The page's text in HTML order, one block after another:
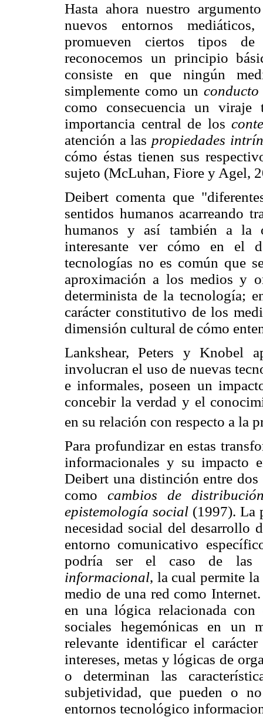
Hasta ahora nuestro
nuevos entornos
promueven ciertos tipos
reconocemos un principio
consiste en que ningún
simplemente como un
como consecuencia un viraje
importancia central de los
atención a las propiedades
cómo éstas tienen sus
sujeto (McLuhan, Fiore y Agel,
Deibert comenta que
sentidos humanos acarreando
humanos y así también a la
interesante ver cómo en el
tecnologías no es común que
aproximación a los medios y
determinista de la tecnología;
carácter constitutivo de los
dimensión cultural de cómo
Lankshear, Peters y Knobel
involucran el uso de nuevas
e informales, poseen un
concebir la verdad y el
en su relación con respecto a la
Para profundizar en estas
informacionales y su impacto
Deibert una distinción entre
como cambios de
epistemología social (1997). La
necesidad social del desarrollo
entorno comunicativo
podría ser el caso de las
informacional, la cual permite
medio de una red como
en una lógica relacionada con
sociales hegemónicas en un
relevante identificar el
intereses, metas y lógicas de
o determinan las
subjetividad, que pueden o
entornos tecnológico